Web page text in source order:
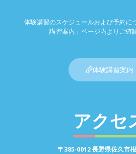
体験講習のスケジュールおよび予約に
講習案内」ページ内よりご確
体験講習案内
アクセ
〒385-0012 長野県佐久市